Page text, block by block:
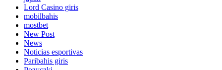
Lord Сasino giris
mobilbahis
mostbet
New Post
News
Noticias esportivas
Paribahis giris